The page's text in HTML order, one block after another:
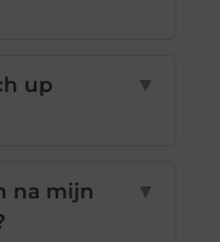
up
▼
na mijn
▼